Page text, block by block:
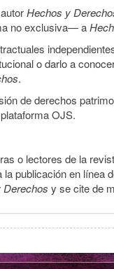
Hechos y
no exclusiva— a
o darlo a
.
de derechos
OJS.
o lectores de la
publicación en
y se cite de